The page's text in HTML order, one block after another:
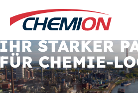
STARKER
CHEMIE-